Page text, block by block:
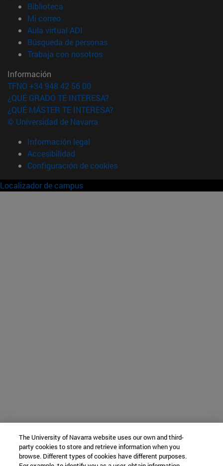
Biblioteca
Mi correo(abre en nueva ventana)
Aula virtual ADI
Búsqueda de personas(abre en nueva ventana)
Trabaja con nosotros(abre en nueva ventana)
Información
TFNO +34 948 42 56 00
¿QUÉ GRADO TE INTERESA?
¿QUÉ MÁSTER TE INTERESA?
© Universidad de Navarra
Información legal
Accesibilidad
Configuración de cookies
Localizador de campus
The University of Navarra website uses our own and third-
party cookies to store and retrieve information when you
browse. Different types of cookies have different purposes.